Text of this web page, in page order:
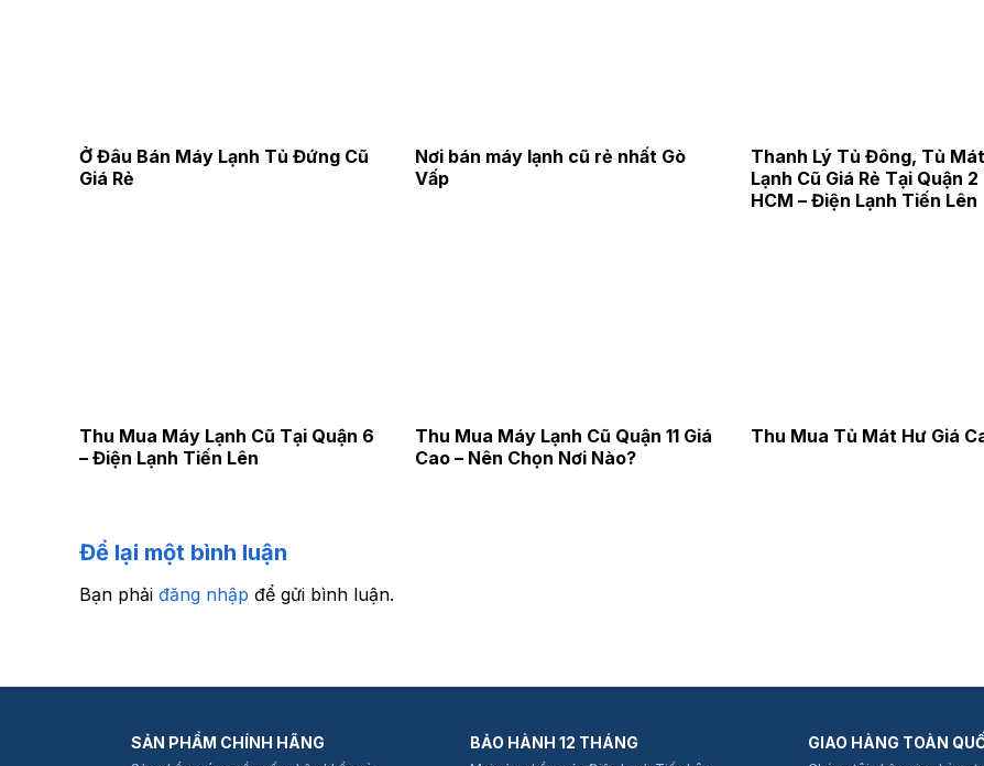
Ở Đâu Bán Máy Lạnh Tủ Đứng Cũ
Giá Rẻ
Nơi bán máy lạnh cũ rẻ nhất Gò
Vấp
Thanh Lý Tủ Đông, Tủ
Lạnh Cũ Giá Rẻ Tại Quận 2
HCM – Điện Lạnh Tiến Lên
Thu Mua Máy Lạnh Cũ Tại Quận 6
– Điện Lạnh Tiến Lên
Thu Mua Máy Lạnh Cũ Quận 11 Giá
Cao – Nên Chọn Nơi Nào?
Thu Mua Tủ Mát Hư Giá
Để lại một bình luận
Bạn phải đăng nhập để gửi bình luận.
SẢN PHẨM CHÍNH HÃNG BẢO HÀNH 12 THÁNG GIAO HÀNG TOÀN